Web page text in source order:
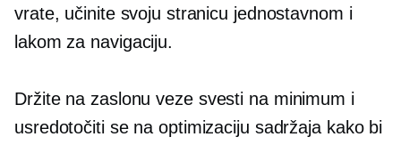
vrate, učinite svoju stranicu jednostavnom i
lakom za navigaciju.
Držite na zaslonu veze svesti na minimum i
usredotočiti se na optimizaciju sadržaja kako bi